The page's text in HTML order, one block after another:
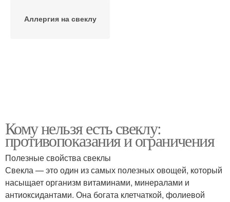
Аллергия на свеклу
Кому нельзя есть свеклу:
противопоказания и ограничения
Полезные свойства свеклы
Свекла — это один из самых полезных овощей, который
насыщает организм витаминами, минералами и
антиоксидантами. Она богата клетчаткой, фолиевой